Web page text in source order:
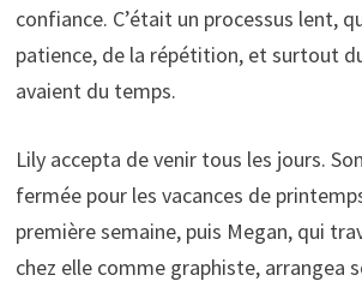
confiance. C’était un processus lent,
patience, de la répétition, et surtout
avaient du temps.
Lily accepta de venir tous les jours.
fermée pour les vacances de
première semaine, puis Megan, qui
chez elle comme graphiste, arrangea